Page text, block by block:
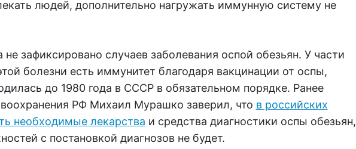
людей, дополнительно нагружать иммунную систему не
не зафиксировано случаев заболевания оспой обезьян. У части
болезни есть иммунитет благодаря вакцинации от оспы,
до 1980 года в СССР в обязательном порядке. Ранее
РФ Михаил Мурашко заверил, что в российских
необходимые лекарства и средства диагностики оспы обезьян,
с постановкой диагнозов не будет.